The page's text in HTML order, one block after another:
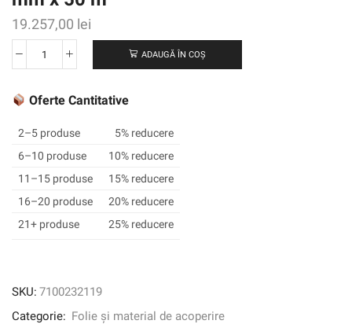
19.257,00 lei
Cantitate
™
NOC
Finisaj
arhitectural
din
lemn
2211MT,
ADAUGĂ ÎN COȘ
Oferte Cantitative
2–5 produse
5% reducere
6–10 produse
10% reducere
11–15 produse
15% reducere
16–20 produse
20% reducere
21+ produse
25% reducere
SKU: 7100232119
Categorie: Folie și material de acoperire